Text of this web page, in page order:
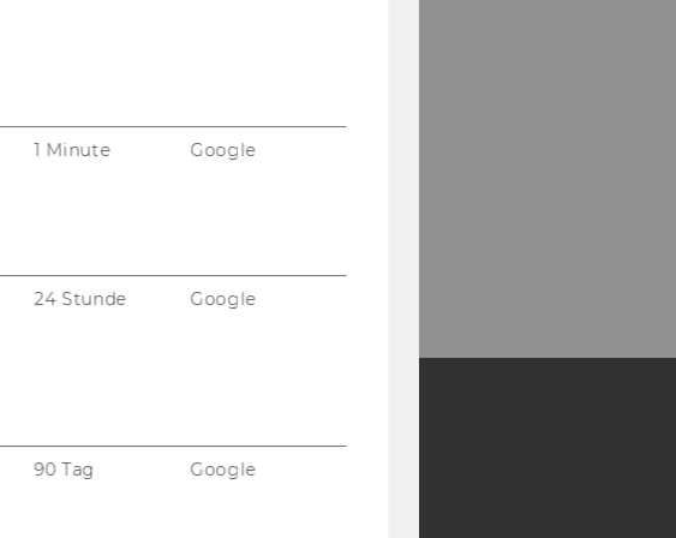
Gebäude LC -
ACCREDITED BY:
1 Minute Google
24 Stunde Google
90 Tag Google